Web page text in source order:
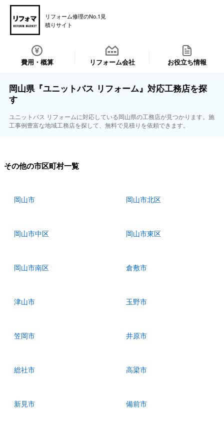
リフォーム修理のNo.1見
積りサイト
費用・概算 リフォーム会社 お役立ち情報
岡山県『ユニットバス リフォーム』対応工務店を探
す
ユニットバス リフォームに対応している岡山県の工務店が見つかります。施
工事例豊富な地域工務店を探して、無料で見積りを依頼できます。
その他の市区町村一覧
岡山市 岡山市北区
岡山市中区 岡山市東区
岡山市南区 倉敷市
津山市 玉野市
笠岡市 井原市
総社市 高梁市
新見市 備前市